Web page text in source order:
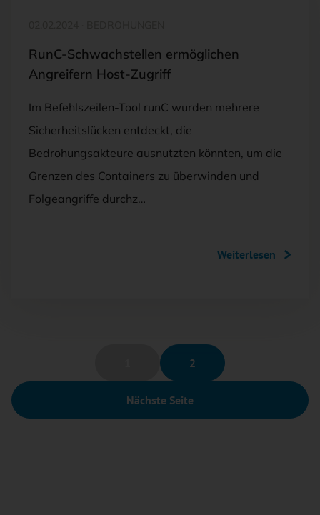
RunC-Schwachstellen ermöglichen
Angreifern Host-Zugriff
Im Befehlszeilen-Tool runC wurden mehrere
Sicherheitslücken entdeckt, die
Bedrohungsakteure ausnutzten könnten, um die
Grenzen des Containers zu überwinden und
Folgeangriffe durchz…
Weiterlesen
2
Nächste Seite